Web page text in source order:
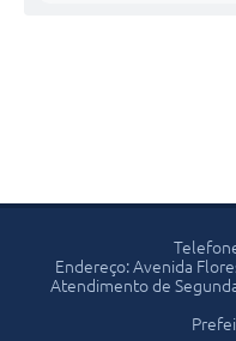
Endereço: Avenida
Atendimento de